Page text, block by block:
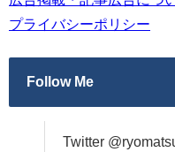
プライバシーポリシー
Follow Me
Twitter